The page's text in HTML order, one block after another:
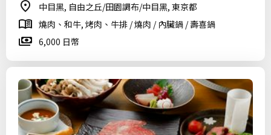
中目黑, 自由之丘/田園調布/中目黑, 東京都
燒肉、和牛, 烤肉、牛排 / 燒肉 / 內臟鍋 / 壽喜鍋
6,000 日幣